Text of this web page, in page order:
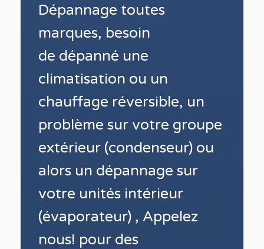
Dépannage toutes
marques, besoin
de dépanné une
climatisation ou un
chauffage réversible, un
problème sur votre groupe
extérieur (condenseur) ou
alors un dépannage sur
votre unités intérieur
(évaporateur) , Appelez
nous! pour des